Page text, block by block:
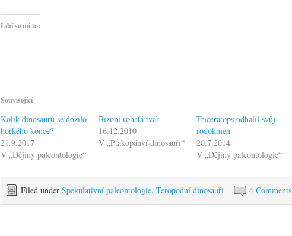
Líbí se mi to:
Související
Kolik dinosaurů se dožilo
hořkého konce?
21.9.2017
V „Dějiny paleontologie“
Bizoní rohatá tvář
16.12.2010
V „Ptakopánví dinosauři“
Triceratops odhalil svůj
rodokmen
20.7.2014
V „Dějiny paleontologie“
4 Comments
Filed under Spekulativní paleontologie, Teropodní dinosauři